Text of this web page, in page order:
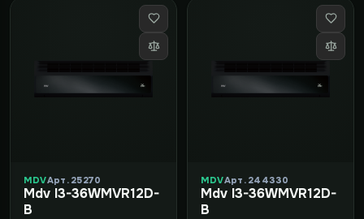
MDVАрт. 25270
Mdv I3-36WMVR12D-
B
MDVАрт. 244330
Mdv I3-36WMVR12D-
B